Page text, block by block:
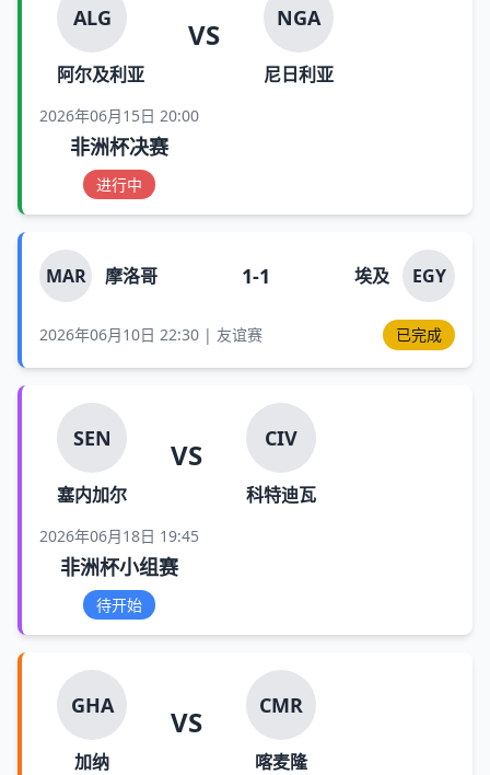
ALG
阿尔及利亚
VS NGA
尼日利亚
2026年06月15日 20:00
非洲杯决赛
进行中
MAR 摩洛哥 1-1 埃及 EGY
2026年06月10日 22:30 | 友谊赛 已完成
SEN
塞内加尔
VS CIV
科特迪瓦
2026年06月18日 19:45
非洲杯小组赛
待开始
GHA
加纳
VS CMR
喀麦隆